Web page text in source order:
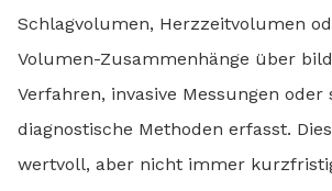
Schlagvolumen, Herzzeitvolumen
Volumen-Zusammenhänge über
Verfahren, invasive Messungen oder
diagnostische Methoden erfasst.
wertvoll, aber nicht immer